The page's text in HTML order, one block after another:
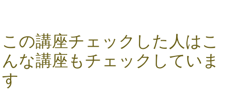
この講座チェックした人はこ
んな講座もチェックしていま
す